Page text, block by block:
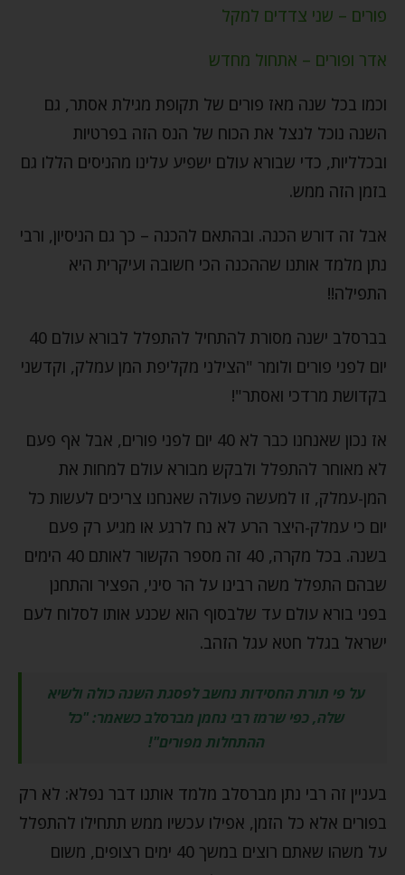
פורים – שני צדדים למקל
אדר ופורים – אתחול מחדש
וכמו בכל שנה מאז פורים של תקופת מגילת אסתר, גם
השנה נוכל לנצל את הכוח של הנס הזה בפרטיות
ובכלליות, כדי שבורא עולם ישפיע עלינו מהניסים הללו גם
בזמן הזה ממש.
אבל זה דורש הכנה. ובהתאם להכנה – כך גם הניסיון, ורבי
נתן מלמד אותנו שההכנה הכי חשובה ועיקרית היא
התפילה!!
בברסלב ישנה מסורת להתחיל להתפלל לבורא עולם 40
יום לפני פורים ולומר "הצילני מקליפת המן עמלק, וקדשני
בקדושת מרדכי ואסתר"!
אז נכון שאנחנו כבר לא 40 יום לפני פורים, אבל אף פעם
לא מאוחר להתפלל ולבקש מבורא עולם למחות את
המן-עמלק, זו למעשה פעולה שאנחנו צריכים לעשות כל
יום כי עמלק-היצר הרע לא נח לרגע או מגיע רק פעם
בשנה. בכל מקרה, 40 זה מספר הקשור לאותם 40 הימים
שבהם התפלל משה רבינו על הר סיני, הפציר והתחנן
בפני בורא עולם עד שלבסוף הוא שכנע אותו לסלוח לעם
ישראל בגלל חטא עגל הזהב.
על פי תורת החסידות נחשב לפסגת השנה כולה ולשיא
שלה, כפי שרמז רבי נחמן מברסלב כשאמר: "כל
ההתחלות מפורים"!
בעניין זה רבי נתן מברסלב מלמד אותנו דבר נפלא: לא רק
בפורים אלא כל הזמן, אפילו עכשיו ממש תתחילו להתפלל
על משהו שאתם רוצים במשך 40 ימים רצופים, משום